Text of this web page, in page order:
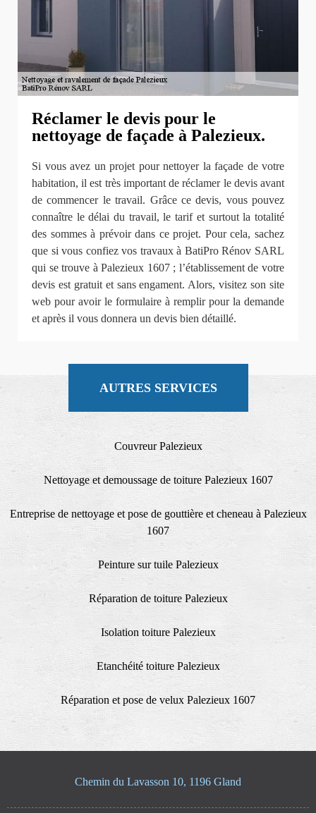
Réclamer le devis pour le
nettoyage de façade à Palezieux.
Si vous avez un projet pour nettoyer la façade de votre
habitation, il est très important de réclamer le devis avant
de commencer le travail. Grâce ce devis, vous pouvez
connaître le délai du travail, le tarif et surtout la totalité
des sommes à prévoir dans ce projet. Pour cela, sachez
que si vous confiez vos travaux à BatiPro Rénov SARL
qui se trouve à Palezieux 1607 ; l’établissement de votre
devis est gratuit et sans engament. Alors, visitez son site
web pour avoir le formulaire à remplir pour la demande
et après il vous donnera un devis bien détaillé.
AUTRES SERVICES
Couvreur Palezieux
Nettoyage et demoussage de toiture Palezieux 1607
Entreprise de nettoyage et pose de gouttière et cheneau à Palezieux
1607
Peinture sur tuile Palezieux
Réparation de toiture Palezieux
Isolation toiture Palezieux
Etanchéité toiture Palezieux
Réparation et pose de velux Palezieux 1607
Chemin du Lavasson 10, 1196 Gland